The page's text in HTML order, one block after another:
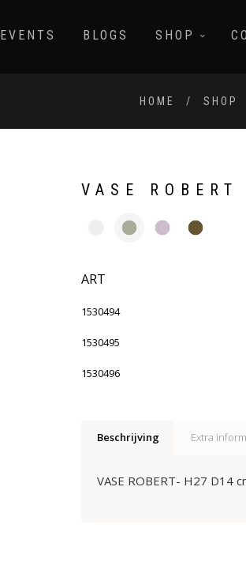
EVENTS BLOGS SHOP
HOME SHOP
VASE ROBERT
ART
1530494
1530495
1530496
Beschrijving Extra
VASE ROBERT- H27 D14